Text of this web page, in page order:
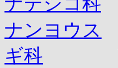
ナンヨウス
ギ科